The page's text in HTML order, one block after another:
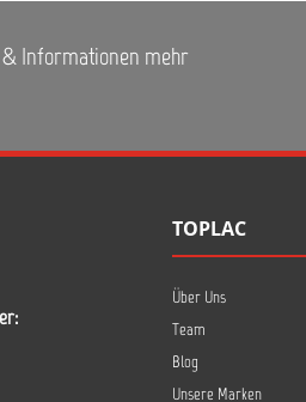
& Informationen mehr
TOPLAC
Über Uns
Team
Blog
Unsere Marken